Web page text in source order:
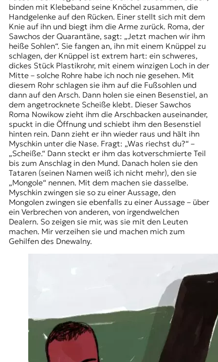
binden mit Klebeband seine Knöchel zusammen, die
Handgelenke auf den Rücken. Einer stellt sich mit dem
Knie auf ihn und biegt ihm die Arme zurück. Roma, der
Sawchos der Quarantäne, sagt: „Jetzt machen wir ihm
heiße Sohlen“. Sie fangen an, ihn mit einem Knüppel zu
schlagen, der Knüppel ist extrem hart: ein schweres,
dickes Stück Plastikrohr, mit einem winzigen Loch in der
Mitte – solche Rohre habe ich noch nie gesehen. Mit
diesem Rohr schlagen sie ihm auf die Fußsohlen und
dann auf den Arsch. Dann holen sie einen Besenstiel, an
dem angetrocknete Scheiße klebt. Dieser Sawchos
Roma Nowikow zieht ihm die Arschbacken auseinander,
spuckt in die Öffnung und schiebt ihm den Besenstiel
hinten rein. Dann zieht er ihn wieder raus und hält ihn
Myschkin unter die Nase. Fragt: „Was riechst du?“ –
„Scheiße.“ Dann steckt er ihm das kotverschmierte Teil
bis zum Anschlag in den Mund. Danach holen sie den
Tataren (seinen Namen weiß ich nicht mehr), den sie
„Mongole“ nennen. Mit dem machen sie dasselbe.
Myschkin zwingen sie so zu einer Aussage, den
Mongolen zwingen sie ebenfalls zu einer Aussage – über
ein Verbrechen von anderen, von irgendwelchen
Dealern. So zeigen sie mir, was sie mit den Leuten
machen. Mir verzeihen sie und machen mich zum
Gehilfen des Dnewalny.